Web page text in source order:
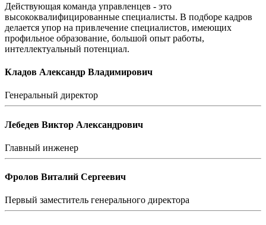
Действующая команда управленцев - это
высококвалифицированные специалисты. В подборе кадров
делается упор на привлечение специалистов, имеющих
профильное образование, большой опыт работы,
интеллектуальный потенциал.
Кладов Александр Владимирович
Генеральный директор
Лебедев Виктор Александрович
Главный инженер
Фролов Виталий Сергеевич
Первый заместитель генерального директора